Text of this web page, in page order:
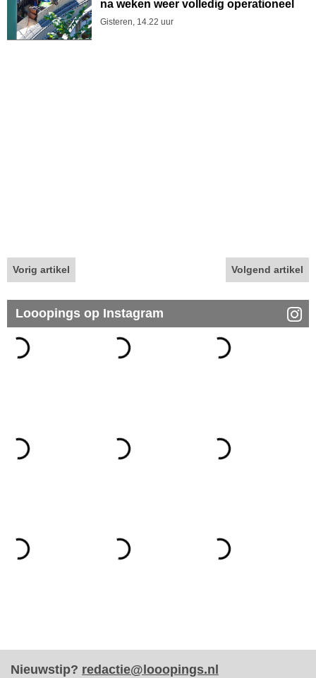
na weken weer volledig operationeel
Gisteren, 14.22 uur
Vorig artikel Volgend artikel
Looopings op Instagram
Nieuwstip? redactie@looopings.nl